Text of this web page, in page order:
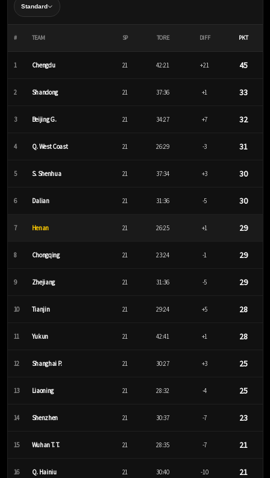
# TEAM SP TORE DIFF PKT
1 Chengdu 21 42:21 +21 45
2 Shandong 21 37:36 +1 33
3 Beijing G. 21 34:27 +7 32
4 Q. West Coast 21 26:29 -3 31
5 S. Shenhua 21 37:34 +3 30
6 Dalian 21 31:36 -5 30
7 Henan 21 26:25 +1 29
8 Chongqing 21 23:24 -1 29
9 Zhejiang 21 31:36 -5 29
10 Tianjin 21 29:24 +5 28
11 Yukun 21 42:41 +1 28
12 Shanghai P. 21 30:27 +3 25
13 Liaoning 21 28:32 -4 25
14 Shenzhen 21 30:37 -7 23
15 Wuhan T. T. 21 28:35 -7 21
16 Q. Hainiu 21 30:40 -10 21